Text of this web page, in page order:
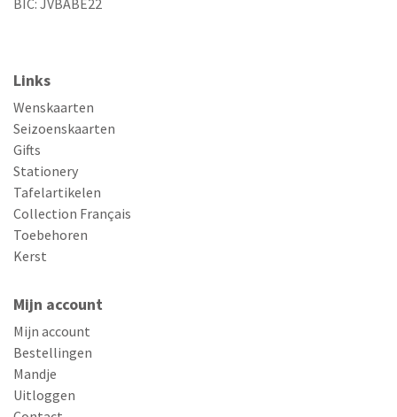
BIC: JVBABE22
Links
Wenskaarten
Seizoenskaarten
Gifts
Stationery
Tafelartikelen
Collection Français
Toebehoren
Kerst
Mijn account
Mijn account
Bestellingen
Mandje
Uitloggen